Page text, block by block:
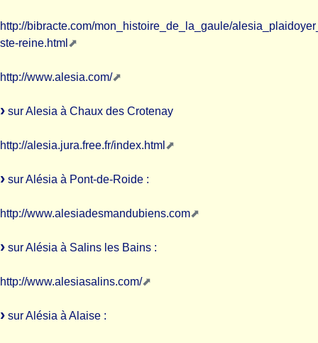
http://bibracte.com/mon_histoire_de_la_gaule/
ste-reine.html
http://www.alesia.com/
sur Alesia à Chaux des Crotenay
http://alesia.jura.free.fr/index.html
sur Alésia à Pont-de-Roide :
http://www.alesiadesmandubiens.com
sur Alésia à Salins les Bains :
http://www.alesiasalins.com/
sur Alésia à Alaise :